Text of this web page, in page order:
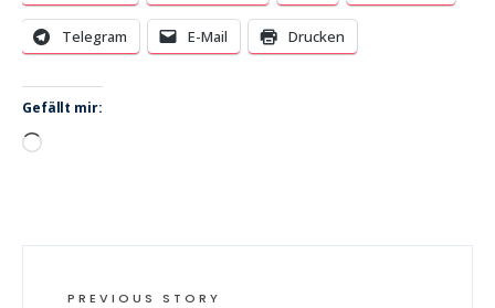
Telegram E-Mail Drucken
Gefällt mir:
Wird
PREVIOUS STORY